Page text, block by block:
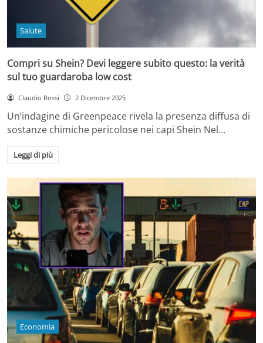
Salute
Compri su Shein? Devi leggere subito questo: la verità
sul tuo guardaroba low cost
Claudio Rossi 2 Dicembre 2025
Un’indagine di Greenpeace rivela la presenza diffusa di
sostanze chimiche pericolose nei capi Shein Nel…
Leggi di più
Economia